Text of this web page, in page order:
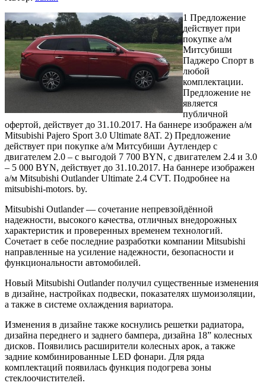
1 Предложение
действует при
покупке а/м
Митсубиши
Паджеро Спорт в
любой
комплектации.
Предложение не
является
публичной
офертой, действует до 31.10.2017. На баннере изображен а/м
Mitsubishi Pajero Sport 3.0 Ultimate 8AT. 2) Предложение
действует при покупке а/м Митсубиши Аутлендер с
двигателем 2.0 – с выгодой 7 700 BYN, с двигателем 2.4 и 3.0
– 5 000 BYN, действует до 31.10.2017. На баннере изображен
а/м Mitsubishi Outlander Ultimate 2.4 CVT. Подробнее на
mitsubishi-motors. by.
Mitsubishi Outlander — сочетание непревзойдённой
надежности, высокого качества, отличных внедорожных
характеристик и проверенных временем технологий.
Сочетает в себе последние разработки компании Mitsubishi
направленные на усиление надежности, безопасности и
функциональности автомобилей.
Новый Mitsubishi Outlander получил существенные изменения
в дизайне, настройках подвески, показателях шумоизоляции,
а также в системе охлаждения вариатора.
Изменения в дизайне также коснулись решетки радиатора,
дизайна переднего и заднего бампера, дизайна 18” колесных
дисков. Появились расширители колесных арок, а также
задние комбинированные LED фонари. Для ряда
комплектаций появилась функция подогрева зоны
стеклоочистителей.